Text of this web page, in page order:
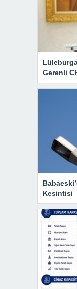
Gerenli
Kesintisi